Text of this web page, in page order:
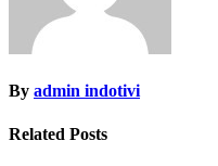
By admin indotivi
Related Posts